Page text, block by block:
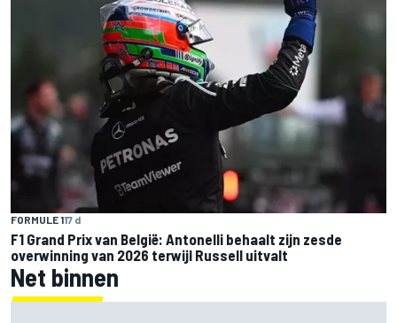
FORMULE 117 d
F1 Grand Prix van België: Antonelli behaalt zijn zesde
overwinning van 2026 terwijl Russell uitvalt
Net binnen